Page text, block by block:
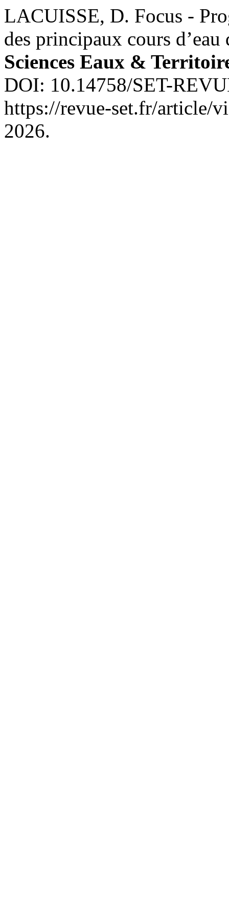
LACUISSE, D. Focus -
des principaux cours
Sciences Eaux &
DOI: 10.14758/SET-
https://revue-set.fr/article/
2026.